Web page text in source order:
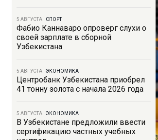
5 АВГУСТА СПОРТ
Фабио Каннаваро опроверг слухи о
своей зарплате в сборной
Узбекистана
5 АВГУСТА ЭКОНОМИКА
Центробанк Узбекистана приобрел
41 тонну золота с начала 2026 года
5 АВГУСТА ЭКОНОМИКА
В Узбекистане предложили ввести
сертификацию частных учебных